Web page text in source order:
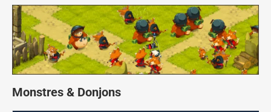
Monstres & Donjons